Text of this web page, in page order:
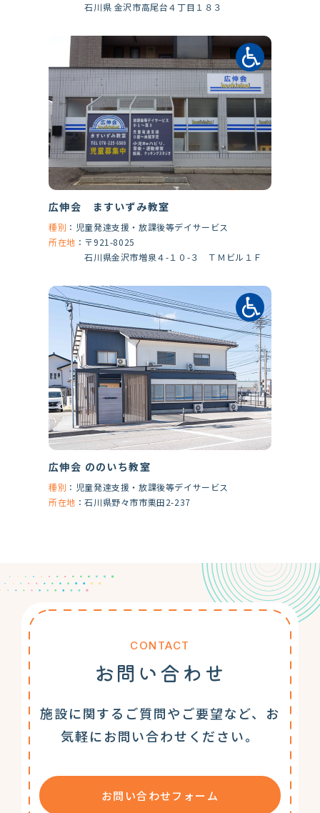
石川県 金沢市高尾台４丁目１８３
広伸会 ますいずみ教室
種別 ： 児童発達支援・放課後等デイサービス
所在地 ： 〒921-8025
石川県金沢市増泉４-１０-３ ＴＭビル１Ｆ
広伸会 ののいち教室
種別 ： 児童発達支援・放課後等デイサービス
所在地 ：石川県野々市市栗田2-237
CONTACT
お問い合わせ
施設に関するご質問やご要望など、お
気軽にお問い合わせください。
お問い合わせフォーム